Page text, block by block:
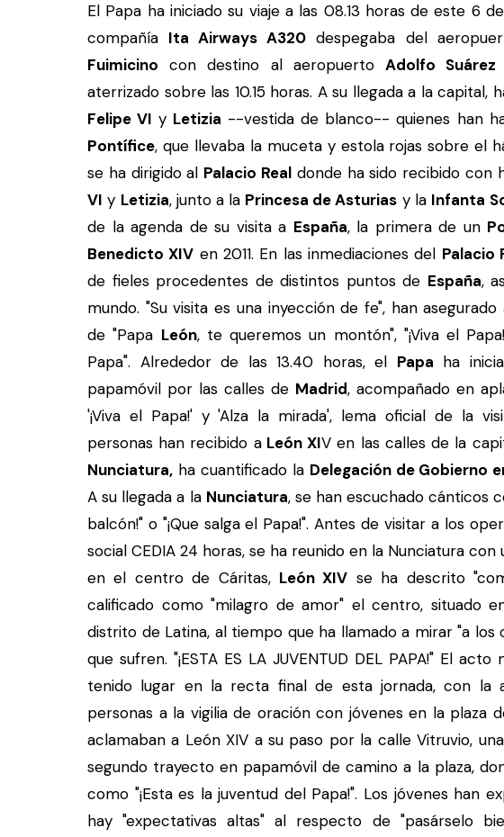
El Papa ha iniciado su viaje a las 08.13 horas de este 6
compañía Ita Airways A320 despegaba del
Fuimicino con destino al aeropuertoAdolfo Suárez
aterrizado sobre las 10.15 horas. A su llegada a la capital,
Felipe VI y Letizia --vestida de blanco-- quienes han
Pontífice, que llevaba la muceta y estola rojas sobre el
se ha dirigido al Palacio Real donde ha sido recibido con
VI y Letizia, junto a la Princesa de Asturias y la Infanta
de la agenda de su visita a España, la primera de un
Benedicto XIV en 2011. En las inmediaciones del Palacio
de fieles procedentes de distintos puntos de España,
mundo. "Su visita es una inyección de fe", han
de "Papa León, te queremos un montón", "¡Viva el
Papa". Alrededor de las 13.40 horas, el Papa ha
papamóvil por las calles de Madrid, acompañado en
'¡Viva el Papa!' y 'Alza la mirada', lema oficial de la
personas han recibido aLeón XIV en las calles de la
Nunciatura, ha cuantificado la Delegación de Gobierno
A su llegada a la Nunciatura, se han escuchado cánticos
balcón!" o "¡Que salga el Papa!". Antes de visitar a los
social CEDIA 24 horas, se ha reunido en la Nunciatura
en el centro de Cáritas, León XIV se ha descrito
calificado como "milagro de amor" el centro, situado
distrito de Latina, al tiempo que ha llamado a mirar "a los
que sufren. "¡ESTA ES LA JUVENTUD DEL PAPA!" El
tenido lugar en la recta final de esta jornada, con la
personas a la vigilia de oración con jóvenes en la plaza
aclamaban a León XIV a su paso por la calle Vitruvio,
segundo trayecto en papamóvil de camino a la plaza,
como "¡Esta es la juventud del Papa!". Los jóvenes han
hay "expectativas altas" al respecto de "pasárselo